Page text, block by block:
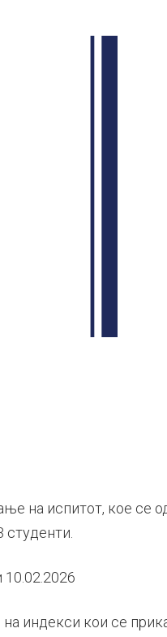
на испитот, кое се
студенти.
на индекси кои се